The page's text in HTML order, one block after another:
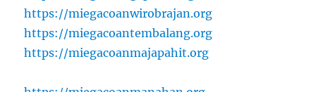
https://miegacoanwirobrajan.org
https://miegacoantembalang.org
https://miegacoanmajapahit.org